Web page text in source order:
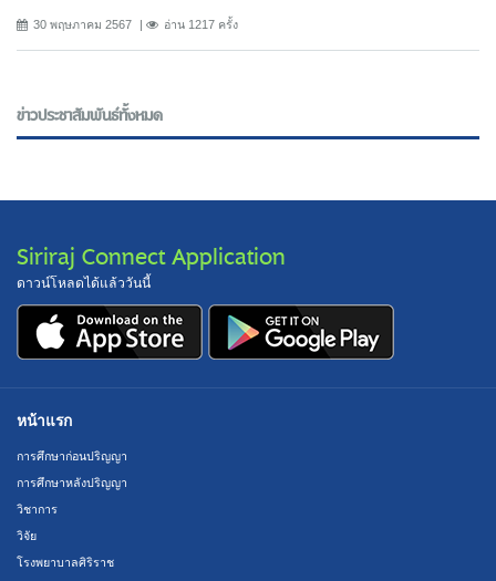
30 พฤษภาคม 2567 อ่าน 1217 ครั้ง
ข่าวประชาสัมพันธ์ทั้งหมด
Siriraj Connect Application
ดาวน์โหลดได้แล้ววันนี้
หน้าแรก
การศึกษาก่อนปริญญา
การศึกษาหลังปริญญา
วิชาการ
วิจัย
โรงพยาบาลศิริราช